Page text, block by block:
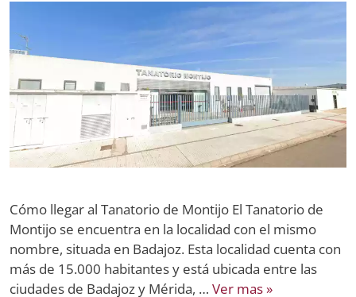
Cómo llegar al Tanatorio de Montijo El Tanatorio de
Montijo se encuentra en la localidad con el mismo
nombre, situada en Badajoz. Esta localidad cuenta con
más de 15.000 habitantes y está ubicada entre las
ciudades de Badajoz y Mérida, … Ver mas »